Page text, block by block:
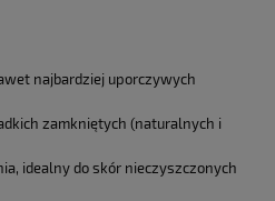
najbardziej uporczywych
zamkniętych (naturalnych i
idealny do skór nieczyszczonych